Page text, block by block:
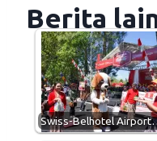
t
s
A
p
p
e
g
r
a
m
e
b
o
o
k
Berita
Swiss-Belhotel